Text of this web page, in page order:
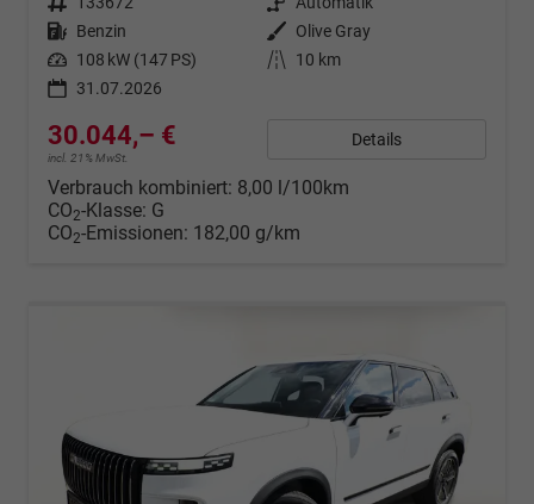
Kraftstoff Benzin Außenfarbe Olive Gray
Leistung 108 kW (147 PS) Kilometerstand
10 km
31.07.2026
30.044,– €
incl. 21% MwSt.
Details
Verbrauch kombiniert: 8,00 l/100km
CO2-Klasse: G
CO2-Emissionen: 182,00 g/km